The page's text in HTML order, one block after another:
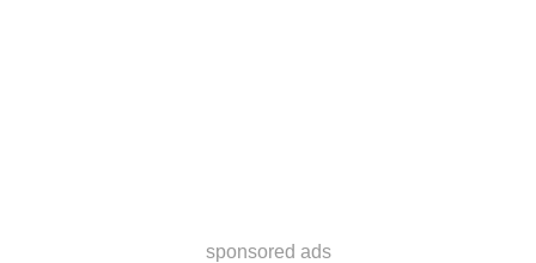
sponsored ads